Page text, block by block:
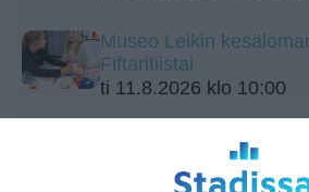
Museo Leikin
Fiftaritiistai
ti 11.8.2026 klo 10:00
Guided tour in English at Finnish